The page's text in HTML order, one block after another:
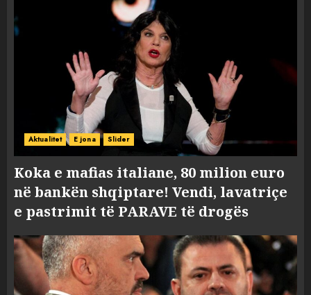
Aktualitet E jona Slider
Koka e mafias italiane, 80 milion euro
në bankën shqiptare! Vendi, lavatriçe
e pastrimit të PARAVE të drogës